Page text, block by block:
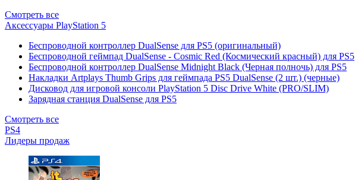
Смотреть все
Аксессуары PlayStation 5
Беспроводной контроллер DualSense для PS5 (оригинальный)
Беспроводной геймпад DualSense - Cosmic Red (Космический красный) для PS5
Беспроводной контроллер DualSense Midnight Black (Черная полночь) для PS5
Накладки Artplays Thumb Grips для геймпада PS5 DualSense (2 шт.) (черные)
Дисковод для игровой консоли PlayStation 5 Disc Drive White (PRO/SLIM)
Зарядная станция DualSense для PS5
Смотреть все
PS4
Лидеры продаж